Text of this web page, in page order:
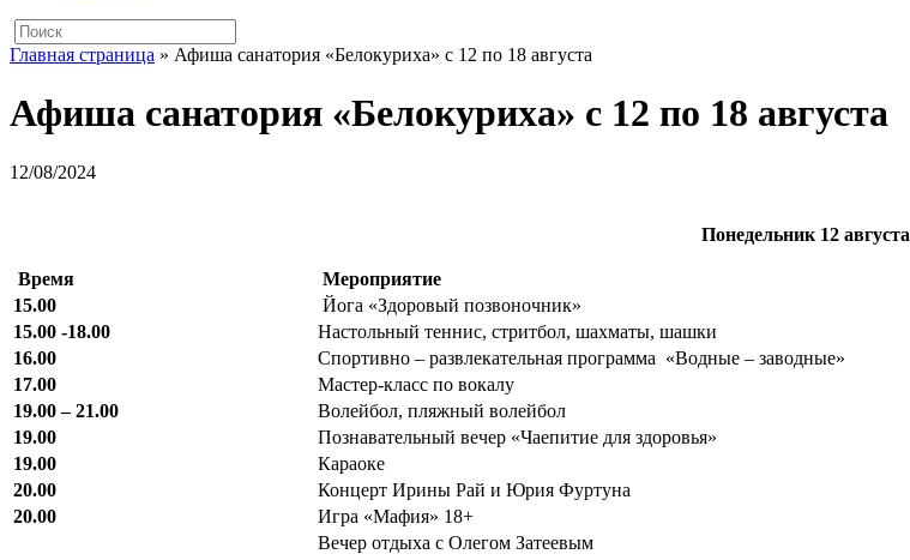
Главная страница » Афиша санатория «Белокуриха» с 12 по 18 августа
Афиша санатория «Белокуриха» с 12 по 18 августа
12/08/2024
Понедельник 12 августа
Время Мероприятие
15.00
Йога «Здоровый позвоночник»
15.00 -18.00
Настольный теннис, стритбол, шахматы, шашки
16.00
Спортивно – развлекательная программа «Водные – заводные»
17.00
Мастер-класс по вокалу
19.00 – 21.00
Волейбол, пляжный волейбол
19.00
Познавательный вечер «Чаепитие для здоровья»
19.00
Караоке
20.00
Концерт Ирины Рай и Юрия Фуртуна
20.00
Игра «Мафия» 18+
Вечер отдыха с Олегом Затеевым